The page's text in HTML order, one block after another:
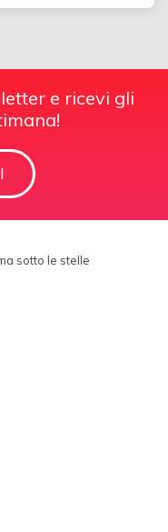
e ricevi gli
sotto le stelle